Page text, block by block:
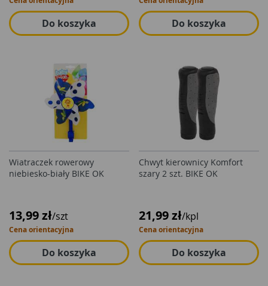
Do koszyka Do koszyka
Wiatraczek rowerowy
niebiesko-biały BIKE OK
13,99 zł/szt
Cena orientacyjna
Do koszyka
Chwyt kierownicy Komfort
szary 2 szt. BIKE OK
21,99 zł/kpl
Cena orientacyjna
Do koszyka